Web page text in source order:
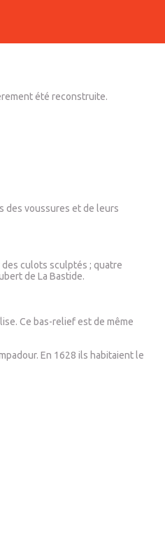
été reconstruite.
des voussures et de leurs
culots sculptés ; quatre
de La Bastide.
Ce bas-relief est de même
En 1628 ils habitaient le